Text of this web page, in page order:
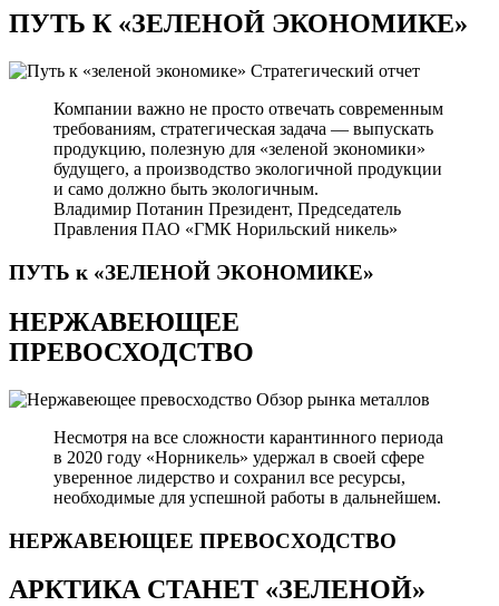
ПУТЬ К«ЗЕЛЕНОЙ ЭКОНОМИКЕ»
Стратегический отчет
Компании важно не просто отвечать современным
требованиям, стратегическая задача — выпускать
продукцию, полезную для «зеленой экономики»
будущего, а производство экологичной продукции
и само должно быть экологичным.
Владимир Потанин Президент, Председатель
Правления ПАО «ГМК Норильский никель»
ПУТЬ к «ЗЕЛЕНОЙ ЭКОНОМИКЕ»
НЕРЖАВЕЮЩЕЕ
ПРЕВОСХОДСТВО
Обзор рынка металлов
Несмотря на все сложности карантинного периода
в 2020 году «Норникель» удержал в своей сфере
уверенное лидерство и сохранил все ресурсы,
необходимые для успешной работы в дальнейшем.
НЕРЖАВЕЮЩЕЕ ПРЕВОСХОДСТВО
АРКТИКА СТАНЕТ «ЗЕЛЕНОЙ»